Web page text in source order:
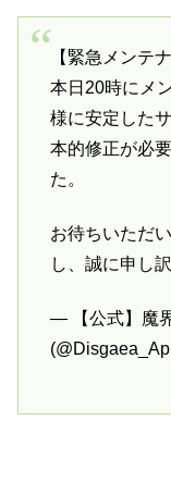
【緊急メンテ
本日20時にメ
様に安定した
本的修正が必
た。
お待ちいただ
し、誠に申し
— 【公式】魔